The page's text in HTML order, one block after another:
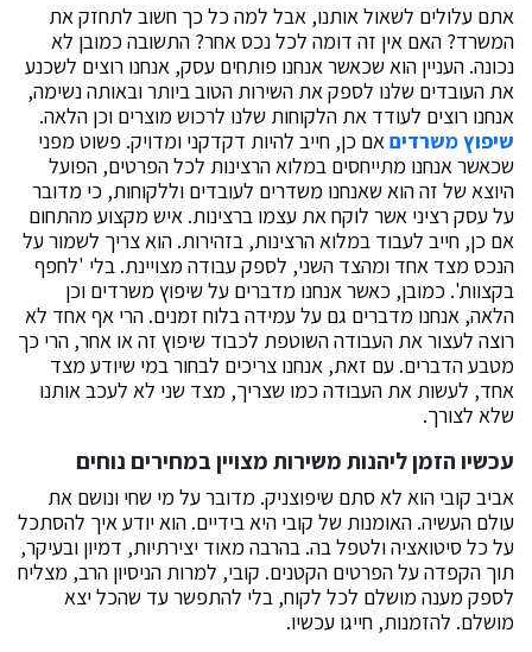
אתם עלולים לשאול אותנו, אבל למה כל כך חשוב לתחזק את
המשרד? האם אין זה דומה לכל נכס אחר? התשובה כמובן לא
נכונה. העניין הוא שכאשר אנחנו פותחים עסק, אנחנו רוצים לשכנע
את העובדים שלנו לספק את השירות הטוב ביותר ובאותה נשימה,
אנחנו רוצים לעודד את הלקוחות שלנו לרכוש מוצרים וכן הלאה.
שיפוץ משרדים אם כן, חייב להיות דקדקני ומדויק. פשוט מפני
שכאשר אנחנו מתייחסים במלוא הרצינות לכל הפרטים, הפועל
היוצא של זה הוא שאנחנו משדרים לעובדים וללקוחות, כי מדובר
על עסק רציני אשר לוקח את עצמו ברצינות. איש מקצוע מהתחום
אם כן, חייב לעבוד במלוא הרצינות, בזהירות. הוא צריך לשמור על
הנכס מצד אחד ומהצד השני, לספק עבודה מצויינת. בלי 'לחפף
בקצוות'. כמובן, כאשר אנחנו מדברים על שיפוץ משרדים וכן
הלאה, אנחנו מדברים גם על עמידה בלוח זמנים. הרי אף אחד לא
רוצה לעצור את העבודה השוטפת לכבוד שיפוץ זה או אחר, הרי כך
מטבע הדברים. עם זאת, אנחנו צריכים לבחור במי שיודע מצד
אחד, לעשות את העבודה כמו שצריך, מצד שני לא לעכב אותנו
שלא לצורך.
עכשיו הזמן ליהנות משירות מצויין במחירים נוחים
אביב קובי הוא לא סתם שיפוצניק. מדובר על מי שחי ונושם את
עולם העשיה. האומנות של קובי היא בידיים. הוא יודע איך להסתכל
על כל סיטואציה ולטפל בה. בהרבה מאוד יצירתיות, דמיון ובעיקר,
תוך הקפדה על הפרטים הקטנים. קובי, למרות הניסיון הרב, מצליח
לספק מענה מושלם לכל לקוח, בלי להתפשר עד שהכל יצא
מושלם. להזמנות, חייגו עכשיו.